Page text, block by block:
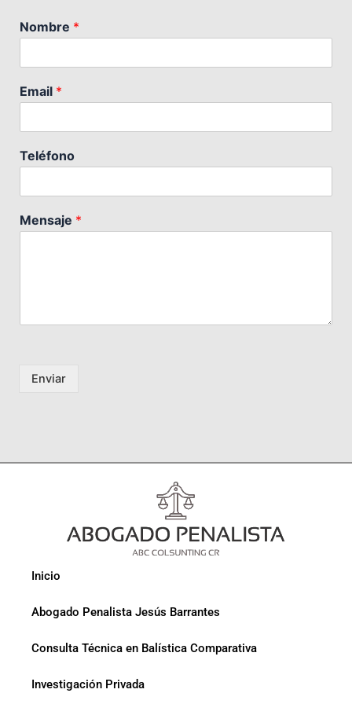
Nombre *
Email *
Teléfono
Mensaje *
Enviar
Inicio
Abogado Penalista Jesús Barrantes
Consulta Técnica en Balística Comparativa
Investigación Privada